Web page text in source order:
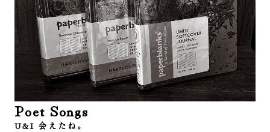
Poet Songs
U&I 会えたね。